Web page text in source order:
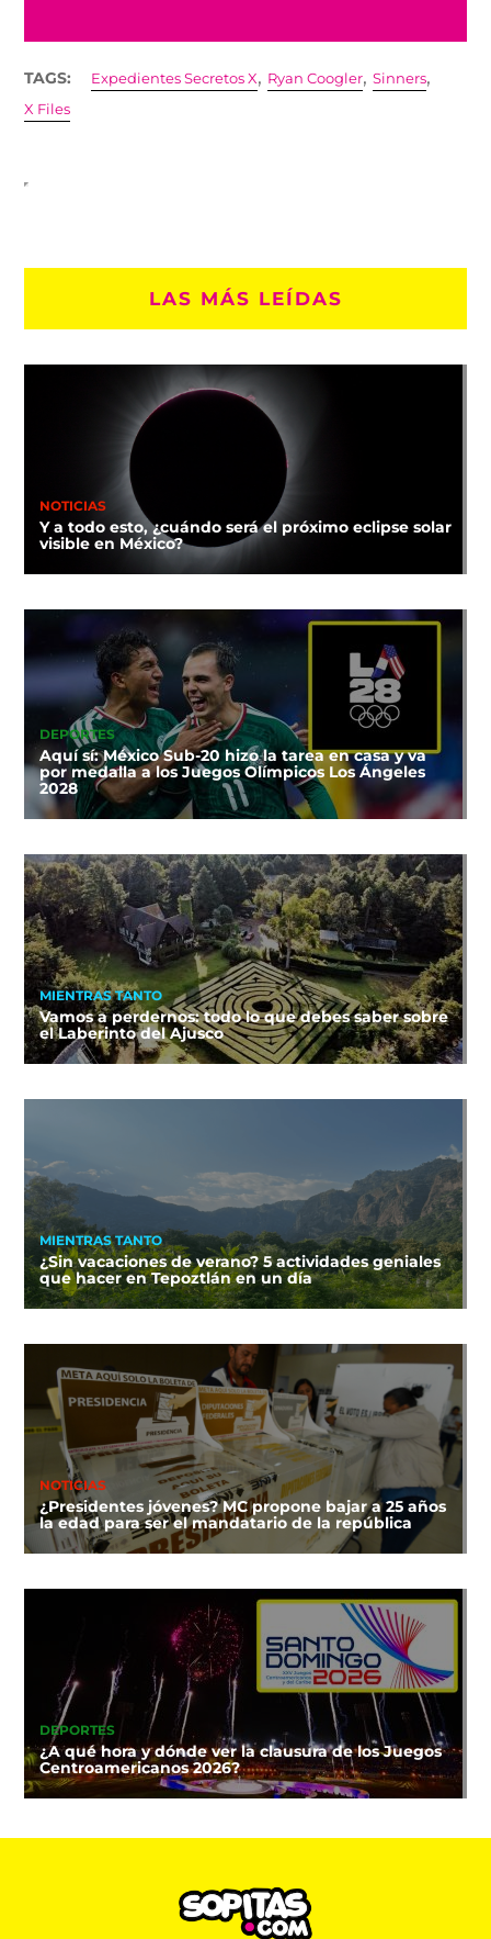
TAGS: Expedientes Secretos X, Ryan Coogler,Sinners,
X Files
LAS MÁS LEÍDAS
NOTICIAS
Y a todo esto, ¿cuándo será el próximo eclipse solar
visible en México?
DEPORTES
Aquí sí: México Sub-20 hizo la tarea en casa y va
por medalla a los Juegos Olímpicos Los Ángeles
2028
MIENTRAS TANTO
Vamos a perdernos: todo lo que debes saber sobre
el Laberinto del Ajusco
MIENTRAS TANTO
¿Sin vacaciones de verano? 5 actividades geniales
que hacer en Tepoztlán en un día
NOTICIAS
¿Presidentes jóvenes? MC propone bajar a 25 años
la edad para ser el mandatario de la república
DEPORTES
¿A qué hora y dónde ver la clausura de los Juegos
Centroamericanos 2026?